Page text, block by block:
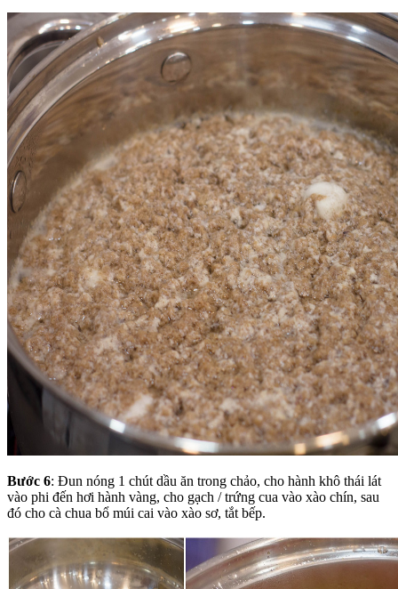
Bước 6: Đun nóng 1 chút dầu ăn trong chảo, cho hành khô thái lát
vào phi đến hơi hành vàng, cho gạch / trứng cua vào xào chín, sau
đó cho cà chua bổ múi cai vào xào sơ, tắt bếp.